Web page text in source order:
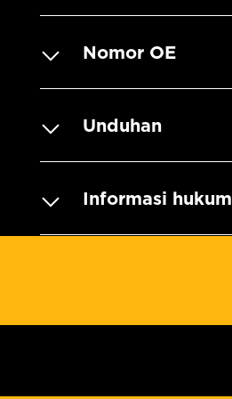
Nomor OE
Unduhan
Informasi hukum